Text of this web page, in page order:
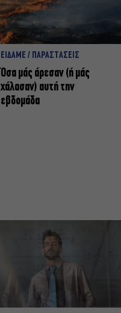
ΕΙΔΑΜΕ / ΠΑΡΑΣΤΑΣΕΙΣ
Όσα μάς άρεσαν (ή μάς
χάλασαν) αυτή την
εβδομάδα